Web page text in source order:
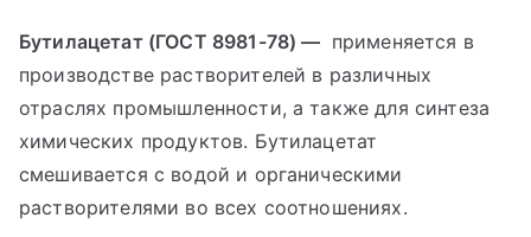
Бутилацетат (ГОСТ 8981-78) — применяется в
производстве растворителей в различных
отраслях промышленности, а также для синтеза
химических продуктов. Бутилацетат
смешивается с водой и органическими
растворителями во всех соотношениях.